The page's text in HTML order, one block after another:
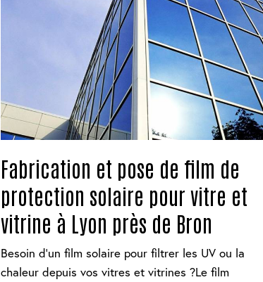
Fabrication et pose de film de
protection solaire pour vitre et
vitrine à Lyon près de Bron
Besoin d'un film solaire pour filtrer les UV ou la
chaleur depuis vos vitres et vitrines ?Le film